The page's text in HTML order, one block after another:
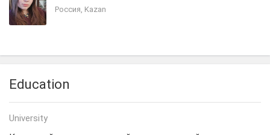
Россия, Kazan
Education
University